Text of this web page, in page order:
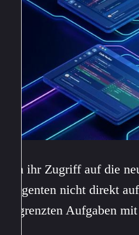
Wenn ihr Zugriff auf die
die Agenten nicht direkt
abgegrenzten Aufgaben